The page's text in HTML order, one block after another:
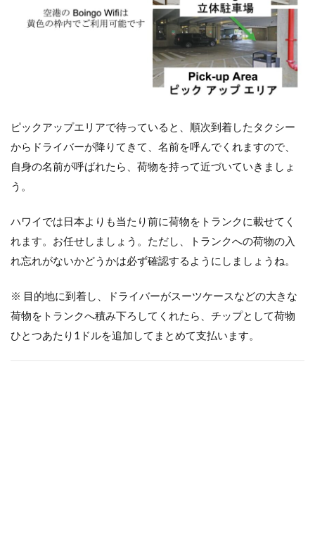
ピックアップエリアで待っていると、順次到着したタクシー
からドライバーが降りてきて、名前を呼んでくれますので、
自身の名前が呼ばれたら、荷物を持って近づいていきましょ
う。
ハワイでは日本よりも当たり前に荷物をトランクに載せてく
れます。お任せしましょう。ただし、トランクへの荷物の入
れ忘れがないかどうかは必ず確認するようにしましょうね。
※ 目的地に到着し、ドライバーがスーツケースなどの大きな
荷物をトランクへ積み下ろしてくれたら、チップとして荷物
ひとつあたり1ドルを追加してまとめて支払います。